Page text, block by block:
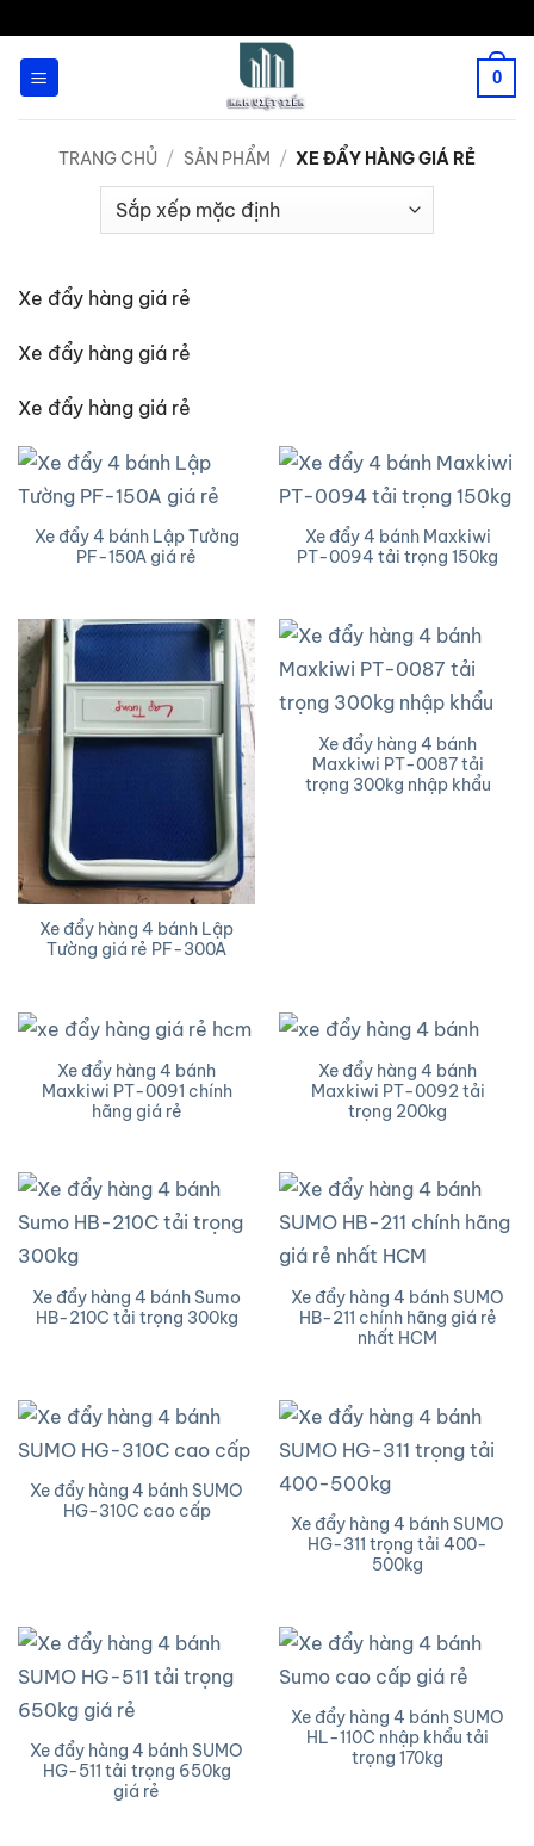
0
TRANG CHỦ / SẢN PHẨM / XE ĐẨY HÀNG GIÁ RẺ
Xe đẩy hàng giá rẻ
Xe đẩy hàng giá rẻ
Xe đẩy hàng giá rẻ
Xe đẩy 4 bánh Lập Tường
PF-150A giá rẻ
Xe đẩy 4 bánh Maxkiwi
PT-0094 tải trọng 150kg
Xe đẩy hàng 4 bánh Lập
Tường giá rẻ PF-300A
Xe đẩy hàng 4 bánh
Maxkiwi PT-0087 tải
trọng 300kg nhập khẩu
Xe đẩy hàng 4 bánh
Maxkiwi PT-0091 chính
hãng giá rẻ
Xe đẩy hàng 4 bánh
Maxkiwi PT-0092 tải
trọng 200kg
Xe đẩy hàng 4 bánh Sumo
HB-210C tải trọng 300kg
Xe đẩy hàng 4 bánh SUMO
HB-211 chính hãng giá rẻ
nhất HCM
Xe đẩy hàng 4 bánh SUMO
HG-310C cao cấp
Xe đẩy hàng 4 bánh SUMO
HG-311 trọng tải 400-
500kg
Xe đẩy hàng 4 bánh SUMO
HG-511 tải trọng 650kg
giá rẻ
Xe đẩy hàng 4 bánh SUMO
HL-110C nhập khẩu tải
trọng 170kg